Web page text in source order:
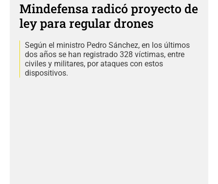
Mindefensa radicó proyecto de
ley para regular drones
Según el ministro Pedro Sánchez, en los últimos
dos años se han registrado 328 víctimas, entre
civiles y militares, por ataques con estos
dispositivos.